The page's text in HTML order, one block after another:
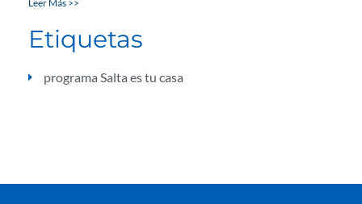
Leer Más >>
Etiquetas
programa Salta es tu casa